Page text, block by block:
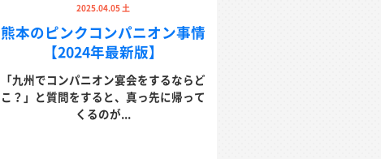
2025.04.05 土
熊本のピンクコンパニオン事情
【2024年最新版】
「九州でコンパニオン宴会をするならど
こ？」と質問をすると、真っ先に帰って
くるのが...